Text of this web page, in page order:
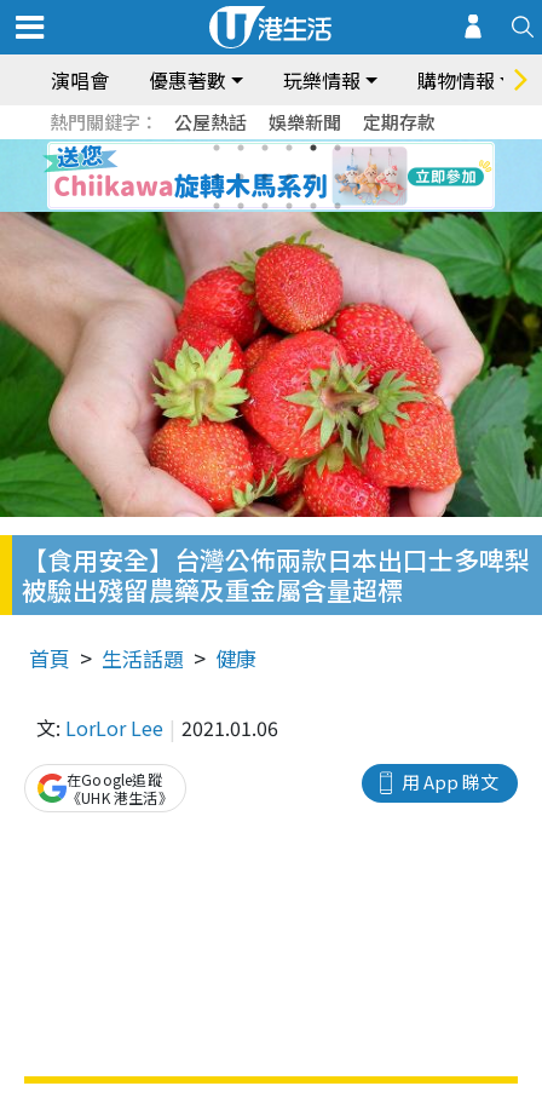
演唱會 優惠著數 玩樂情報 購物情報
熱門關鍵字： 公屋熱話 娛樂新聞 定期存款
【食用安全】台灣公佈兩款日本出口士多啤梨
被驗出殘留農藥及重金屬含量超標
首頁 生活話題 健康
文: LorLor Lee 2021.01.06
用 App 睇文
在Google追蹤
《UHK 港生活》